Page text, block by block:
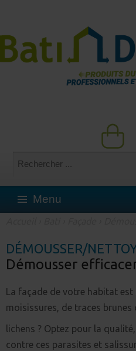
Menu
DÉMOUSSER/
Démousser
La façade de votre habitat est
moisissures, de traces brunes
lichens ? Optez pour la
contre ces parasites et